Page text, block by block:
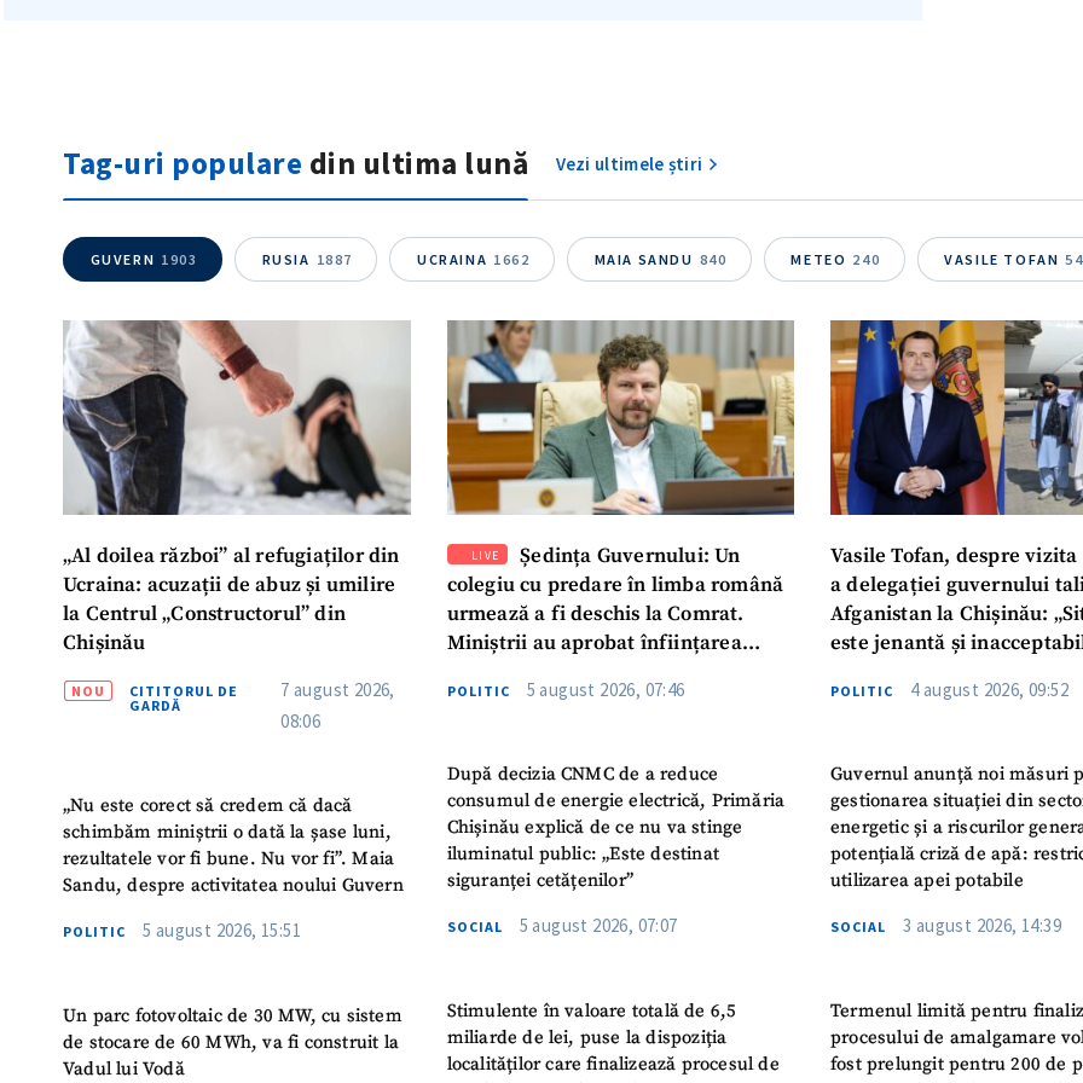
Tag-uri populare din ultima lună Vezi ultimele știri
GUVERN 1903 RUSIA 1887 UCRAINA 1662 MAIA SANDU 840 METEO 240 VASILE TOFAN 54
„Al doilea război” al refugiaților din
Ucraina: acuzații de abuz și umilire
la Centrul „Constructorul” din
Chișinău
NOU
CITITORUL DE
GARDĂ
7 august 2026,
08:06
„Nu este corect să credem că dacă
schimbăm miniștrii o dată la șase luni,
rezultatele vor fi bune. Nu vor fi”. Maia
Sandu, despre activitatea noului Guvern
POLITIC 5 august 2026, 15:51
Un parc fotovoltaic de 30 MW, cu sistem
de stocare de 60 MWh, va fi construit la
Vadul lui Vodă
LIVE
Ședința Guvernului: Un
colegiu cu predare în limba română
urmează a fi deschis la Comrat.
Miniștrii au aprobat înființarea
Turc „Recep Tayyip Erdogan”
POLITIC 5 august 2026, 07:46
După decizia CNMC de a reduce
consumul de energie electrică, Primăria
Chișinău explică de ce nu va stinge
iluminatul public: „Este destinat
siguranței cetățenilor”
SOCIAL 5 august 2026, 07:07
Stimulente în valoare totală de 6,5
miliarde de lei, puse la dispoziția
localităților care finalizează procesul de
Vasile Tofan, despre vizita
a delegației guvernului
Afganistan la Chișinău:
este jenantă și
POLITIC 4 august 2026, 09:52
Guvernul anunță noi măsuri
gestionarea situației din
energetic și a riscurilor
potențială criză de apă:
utilizarea apei potabile
SOCIAL 3 august 2026, 14:39
Termenul limită pentru
procesului de amalgamare
fost prelungit pentru 200 de